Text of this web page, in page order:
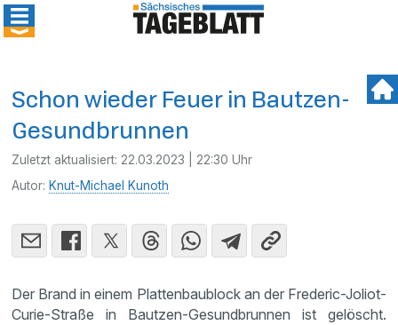
Schon wieder Feuer in Bautzen-
Gesundbrunnen
Zuletzt aktualisiert: 22.03.2023 | 22:30 Uhr
Autor: Knut-Michael Kunoth
Der Brand in einem Plattenbaublock an der Frederic-Joliot-
Curie-Straße in Bautzen-Gesundbrunnen ist gelöscht.